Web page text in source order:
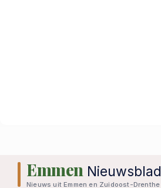
Emmen Nieuwsblad
Nieuws uit Emmen en Zuidoost-Drenthe